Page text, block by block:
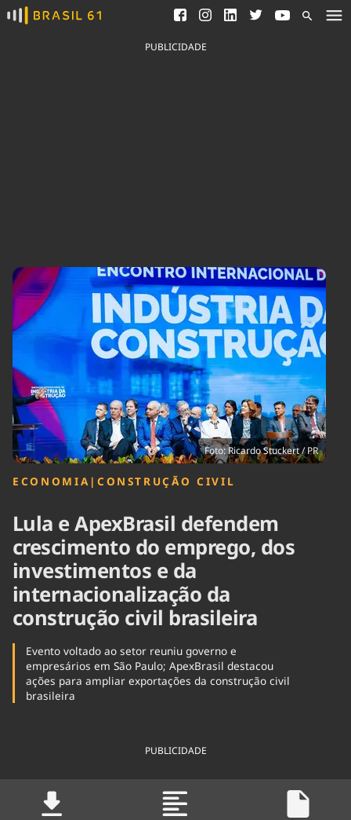
Ver todas as notícias
Saneamento
Indicadores
Agronegócios
Brasil
Brasil Mineral
Cinema
Comportamento
Cultura
Economia
Educação
Infraestrutura
Internacional
Meio Ambiente
Podcast
Política
Saúde
Tempo
PUBLICIDADE
Foto: Ricardo Stuckert / PR
ECONOMIA | CONSTRUÇÃO CIVIL
Lula e ApexBrasil defendem
crescimento do emprego, dos
investimentos e da
internacionalização da
construção civil brasileira
Evento voltado ao setor reuniu governo e
empresários em São Paulo; ApexBrasil destacou
ações para ampliar exportações da construção civil
brasileira
PUBLICIDADE